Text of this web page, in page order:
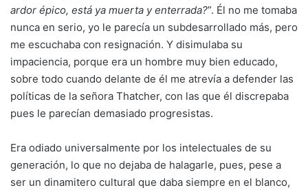
ardor épico, está ya muerta y enterrada?”. Él no me tomaba
nunca en serio, yo le parecía un subdesarrollado más, pero
me escuchaba con resignación. Y disimulaba su
impaciencia, porque era un hombre muy bien educado,
sobre todo cuando delante de él me atrevía a defender las
políticas de la señora Thatcher, con las que él discrepaba
pues le parecían demasiado progresistas.
Era odiado universalmente por los intelectuales de su
generación, lo que no dejaba de halagarle, pues, pese a
ser un dinamitero cultural que daba siempre en el blanco,